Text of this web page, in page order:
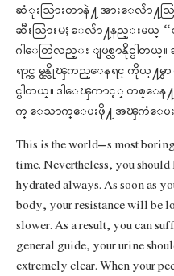
ဆံုးသြားတာနဲ႔ အားေလ်ာ႔သ
ဆီးသြားမႈ ေလ်ာ႔နည္းမယ္ –
ဂါေတြလည္း ျဖစ္လာနိုင္ပါတယ္
ရာင္က မွန္လိုၾကည္ေနရင္ ကိုယ္႔မွာ
င္ပါတယ္။ ဒါေၾကာင့္ တစ္
က္ ေသာက္ေပးဖို႔ အၾကံေပးပ
This is the world’s most
time. Nevertheless, you
hydrated always. As soon as
body, your resistance will be
slower. As a result, you can
general guide, your urine
extremely clear. When your